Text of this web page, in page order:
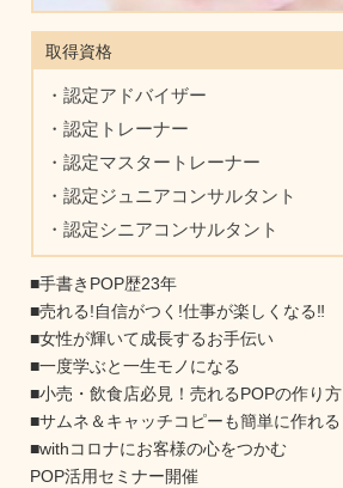
取得資格
・認定アドバイザー
・認定トレーナー
・認定マスタートレーナー
・認定ジュニアコンサルタント
・認定シニアコンサルタント
■手書きPOP歴23年
■売れる!自信がつく!仕事が楽しくなる‼︎
■女性が輝いて成長するお手伝い
■一度学ぶと一生モノになる
■小売・飲食店必見！売れるPOPの作り方
■サムネ＆キャッチコピーも簡単に作れる
■withコロナにお客様の心をつかむ
POP活用セミナー開催